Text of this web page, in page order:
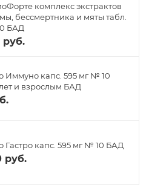
комплекс экстрактов
бессмертника и мяты табл.
БАД
руб.
Иммуно капс. 595 мг № 10
и взрослым БАД
Гастро капс. 595 мг № 10 БАД
руб.